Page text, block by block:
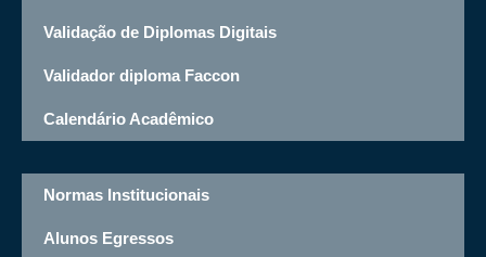
Validação de Diplomas Digitais
Validador diploma Faccon
Calendário Acadêmico
Normas Institucionais
Alunos Egressos